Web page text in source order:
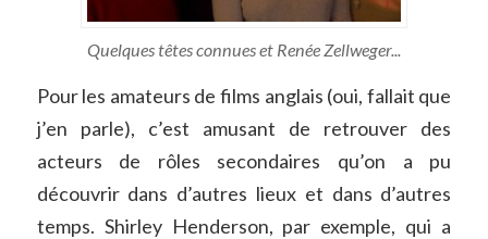
Quelques têtes connues et Renée Zellweger...
Pour les amateurs de films anglais (oui, fallait que
j’en parle), c’est amusant de retrouver des
acteurs de rôles secondaires qu’on a pu
découvrir dans d’autres lieux et dans d’autres
temps. Shirley Henderson, par exemple, qui a